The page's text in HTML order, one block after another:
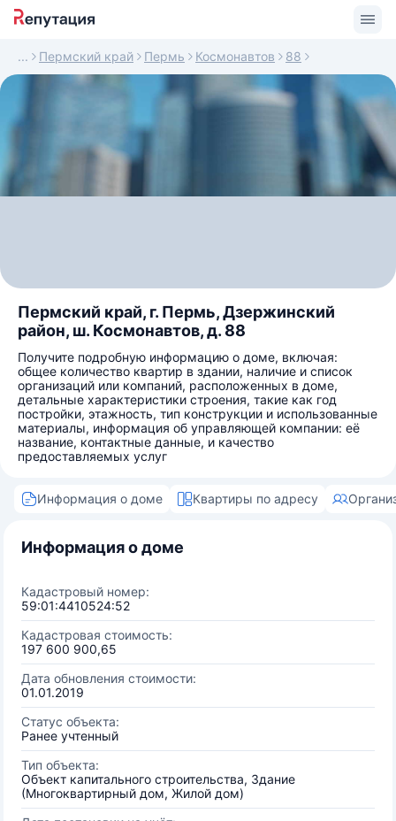
Пермский край Пермь Космонавтов 88
Пермский край, г. Пермь, Дзержинский
район, ш. Космонавтов, д. 88
Получите подробную информацию о доме, включая:
общее количество квартир в здании, наличие и список
организаций или компаний, расположенных в доме,
детальные характеристики строения, такие как год
постройки, этажность, тип конструкции и использованные
материалы, информация об управляющей компании: её
название, контактные данные, и качество
предоставляемых услуг
Информация о доме Квартиры по адресу
Информация о доме
Кадастровый номер:
59:01:4410524:52
Кадастровая стоимость:
197 600 900,65
Дата обновления стоимости:
01.01.2019
Статус объекта:
Ранее учтенный
Тип объекта:
Объект капитального строительства, Здание
(Многоквартирный дом, Жилой дом)